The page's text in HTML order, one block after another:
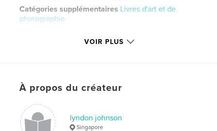
Catégories supplémentaires Livres d'art et de
photographie
Mots-clés
VOIR PLUS
À propos du créateur
lyndon johnson
Singapore